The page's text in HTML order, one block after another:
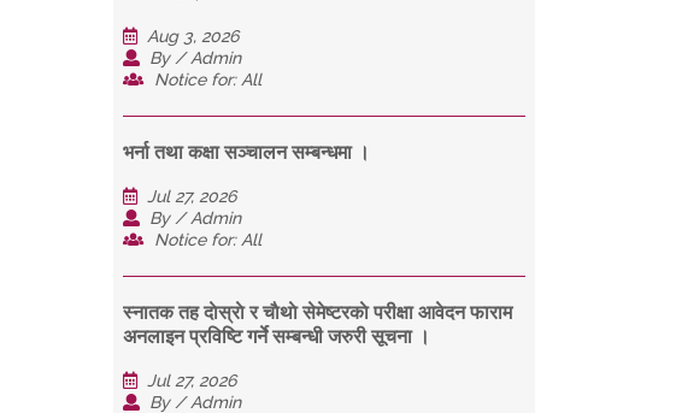
Aug 3, 2026
By / Admin
Notice for: All
भर्ना तथा कक्षा सञ्चालन सम्बन्धमा ।
Jul 27, 2026
By / Admin
Notice for: All
स्नातक तह दाेस्राे र चाैथाे सेमेष्टरकाे परीक्षा आवेदन फाराम
अनलाइन प्रविष्टि गर्ने सम्बन्धी जरुरी सूचना ।
Jul 27, 2026
By / Admin